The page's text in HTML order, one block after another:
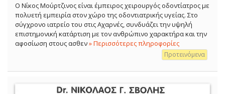
Ο Νίκος Μούρτζινος είναι έμπειρος χειρουργός οδοντίατρος με
πολυετή εμπειρία στον χώρο της οδοντιατρικής υγείας. Στο
σύγχρονο ιατρείο του στις Αχαρνές, συνδυάζει την υψηλή
επιστημονική κατάρτιση με τον ανθρώπινο χαρακτήρα και την
αφοσίωση στους ασθεν» Περισσότερες πληροφορίες
Προτεινόμενα